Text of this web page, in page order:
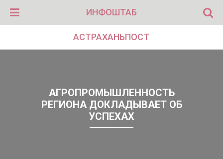
ИНФОШТАБ
АСТРАХАНЬПОСТ
АГРОПРОМЫШЛЕННОСТЬ
РЕГИОНА ДОКЛАДЫВАЕТ ОБ
УСПЕХАХ